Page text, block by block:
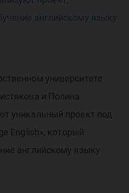
университете
и Полина
уникальный проект под
English», который
английскому языку